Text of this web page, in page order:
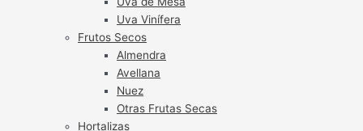
Uva Vinífera
Frutos Secos
Almendra
Avellana
Nuez
Otras Frutas Secas
Hortalizas